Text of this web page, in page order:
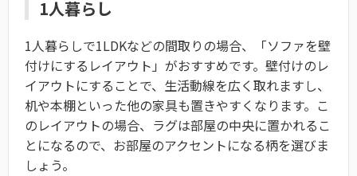
1人暮らし
1人暮らしで1LDKなどの間取りの場合、「ソファを壁
付けにするレイアウト」がおすすめです。壁付けのレ
イアウトにすることで、生活動線を広く取れますし、
机や本棚といった他の家具も置きやすくなります。こ
のレイアウトの場合、ラグは部屋の中央に置かれるこ
とになるので、お部屋のアクセントになる柄を選びま
しょう。